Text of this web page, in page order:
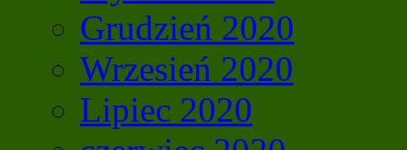
Grudzień 2020
Wrzesień 2020
Lipiec 2020